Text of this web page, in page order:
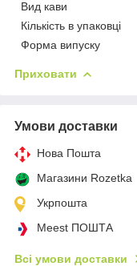
Вид кави
Кількість в упаковці
Форма випуску
Приховати
Умови доставки
Нова Пошта
Магазини Rozetka
Укрпошта
Meest ПОШТА
Всі умови доставки